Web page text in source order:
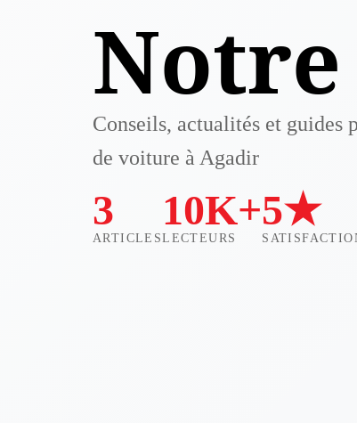
Notre
Conseils, actualités et guides
de voiture à Agadir
3
ARTICLES
10K+
LECTEURS
5★